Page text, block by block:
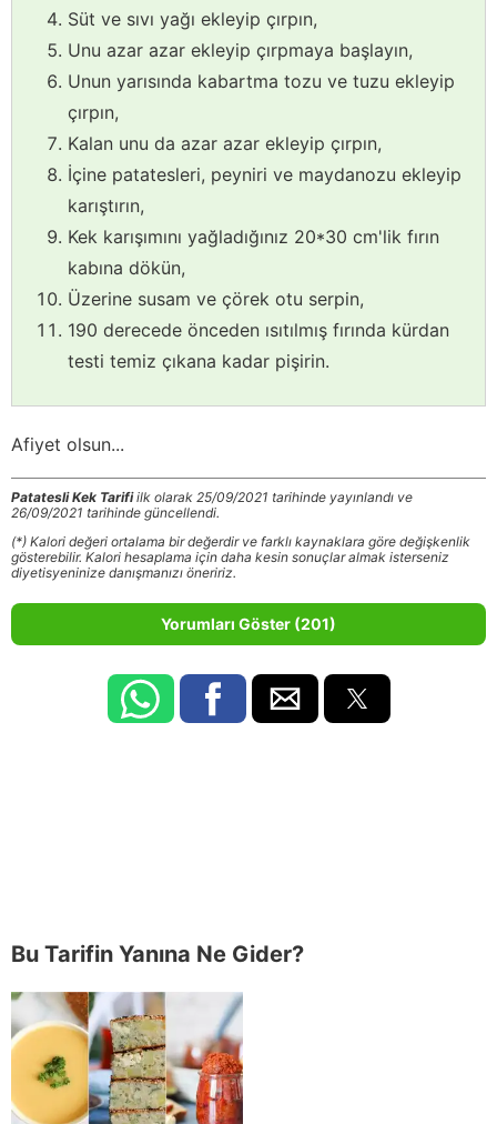
Süt ve sıvı yağı ekleyip çırpın,
Unu azar azar ekleyip çırpmaya başlayın,
Unun yarısında kabartma tozu ve tuzu ekleyip
çırpın,
Kalan unu da azar azar ekleyip çırpın,
İçine patatesleri, peyniri ve maydanozu ekleyip
karıştırın,
Kek karışımını yağladığınız 20*30 cm'lik fırın
kabına dökün,
Üzerine susam ve çörek otu serpin,
190 derecede önceden ısıtılmış fırında kürdan
testi temiz çıkana kadar pişirin.
Afiyet olsun...
Patatesli Kek Tarifiilk olarak 25/09/2021 tarihinde yayınlandı ve
26/09/2021 tarihinde güncellendi.
(*) Kalori değeri ortalama bir değerdir ve farklı kaynaklara göre değişkenlik
gösterebilir. Kalori hesaplama için daha kesin sonuçlar almak isterseniz
diyetisyeninize danışmanızı öneririz.
Yorumları Göster (201)
Bu Tarifin Yanına Ne Gider?